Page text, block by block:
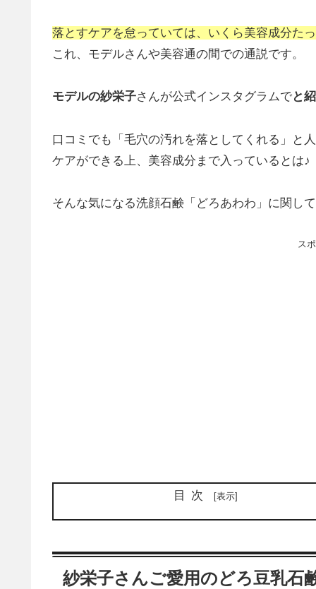
落とすケアを怠っていては、いくら美容成分た
これ、モデルさんや美容通の間での通説です。
モデルの紗栄子さんが公式インスタグラムでと
口コミでも 「毛穴の汚れを落としてくれる」
と
ケアができる上、美容成分まで入っているとは♪
そんな気になる洗顔石鹸「どろあわわ」に関し
ス
目次
紗栄子さんご愛用のどろ豆乳石